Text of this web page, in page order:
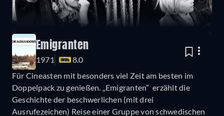
Emigranten
1971
8.0
Für Cineasten mit besonders viel Zeit am besten im
Doppelpack zu genießen. „Emigranten” erzählt die
Geschichte der beschwerlichen (mit drei
Ausrufezeichen) Reise einer Gruppe von schwedischen